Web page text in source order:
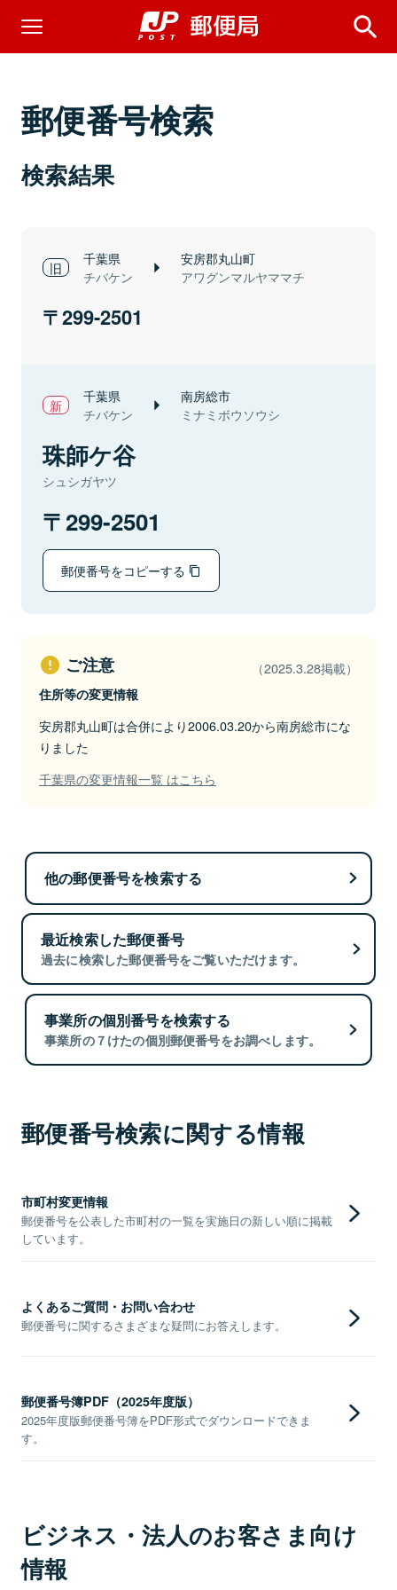
郵便番号検索
検索結果
千葉県
チバケン
安房郡丸山町
アワグンマルヤママチ
299-2501
千葉県
チバケン
南房総市
ミナミボウソウシ
珠師ケ谷
シュシガヤツ
299-2501
郵便番号をコピーする
ご注意 （2025.3.28掲載）
住所等の変更情報
安房郡丸山町は合併により2006.03.20から南房総市にな
りました
千葉県の変更情報一覧 はこちら
他の郵便番号を検索する
最近検索した郵便番号
過去に検索した郵便番号をご覧いただけます。
事業所の個別番号を検索する
事業所の７けたの個別郵便番号をお調べします。
郵便番号検索に関する情報
市町村変更情報
郵便番号を公表した市町村の一覧を実施日の新しい順に掲載
しています。
よくあるご質問・お問い合わせ
郵便番号に関するさまざまな疑問にお答えします。
郵便番号簿PDF（2025年度版）
2025年度版郵便番号簿をPDF形式でダウンロードできま
す。
ビジネス・法人のお客さま向け
情報